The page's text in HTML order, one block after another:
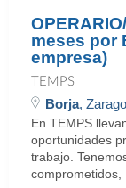
meses por
empresa)
TEMPS
Borja,
En TEMPS
oportunidades
trabajo.
comprometidos,